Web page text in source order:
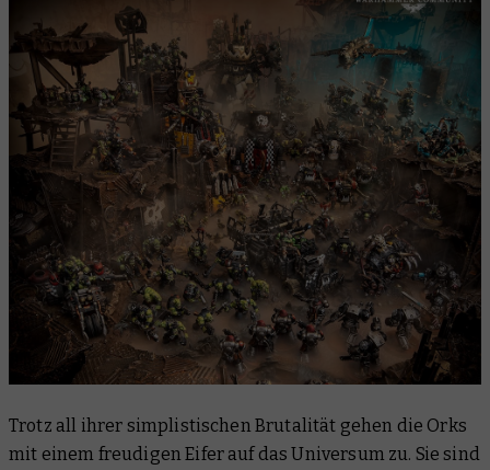
Trotz all ihrer simplistischen Brutalität gehen die Orks
mit einem freudigen Eifer auf das Universum zu. Sie sind